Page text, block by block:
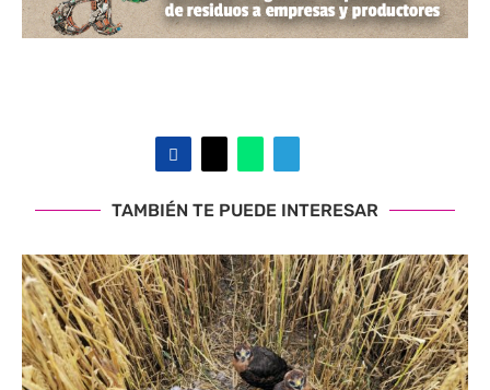
TAMBIÉN TE PUEDE INTERESAR